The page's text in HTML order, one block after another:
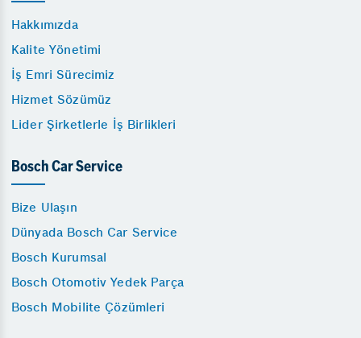
Hakkımızda
Kalite Yönetimi
İş Emri Sürecimiz
Hizmet Sözümüz
Lider Şirketlerle İş Birlikleri
Bosch Car Service
Bize Ulaşın
Dünyada Bosch Car Service
Bosch Kurumsal
Bosch Otomotiv Yedek Parça
Bosch Mobilite Çözümleri